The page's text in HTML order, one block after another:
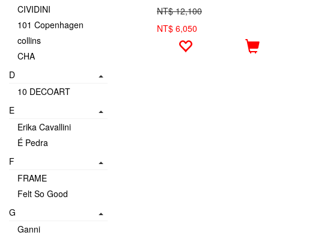
CIVIDINI
101 Copenhagen
collins
CHA
D
10 DECOART
E
Erika Cavallini
É Pedra
F
FRAME
Felt So Good
G
Ganni
NT$ 12,100
NT$ 6,050